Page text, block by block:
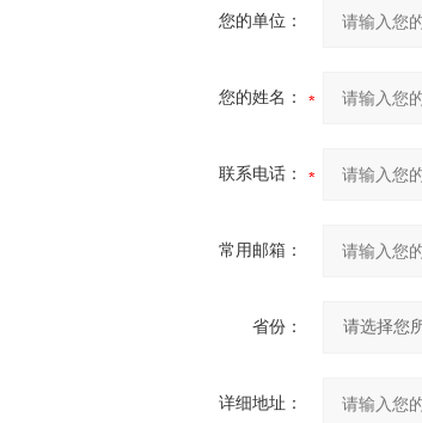
您的单位：
您的姓名：
联系电话：
常用邮箱：
省份：
详细地址：